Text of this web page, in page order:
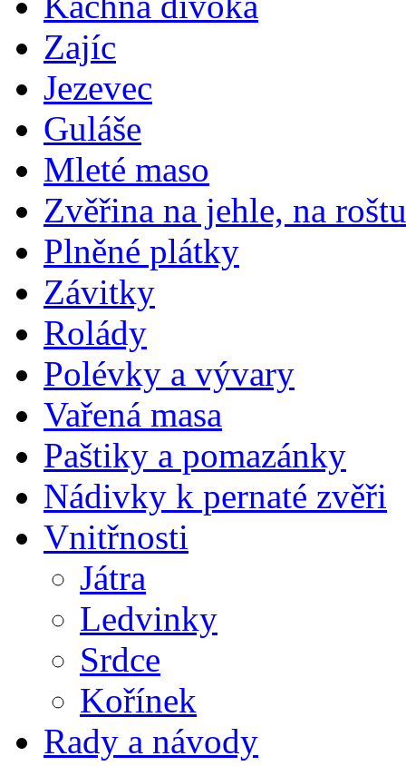
Zajíc
Jezevec
Guláše
Mleté maso
Zvěřina na jehle, na roštu
Plněné plátky
Závitky
Rolády
Polévky a vývary
Vařená masa
Paštiky a pomazánky
Nádivky k pernaté zvěři
Vnitřnosti
Játra
Ledvinky
Srdce
Kořínek
Rady a návody